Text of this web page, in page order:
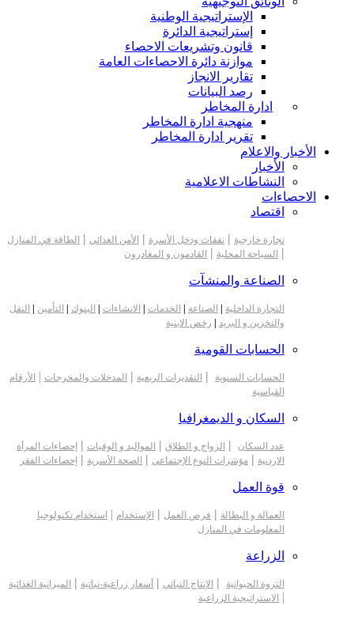
الإستراتيجية الوطنية
إستراتيجية الدائرة
قانون وتشريعات الاحصاء
موازنة دائرة الاحصاءات العامة
تقارير الانجاز
رصد البيانات
ادارة المخاطر
منهجية ادارة المخاطر
تقرير ادارة المخاطر
الأخبار والاعلام
الأخبار
النشاطات الاعلامية
الاحصاءات
اقتصاد
تجارة خارجية | نفقات ودخل الأسرة | الأمن الغذائي | الطاقة في المنازل
| السياحة المحلية | القادمون و المغادرون
الصناعة والمنشآت
التجارة الداخلية الصناعة الخدمات الانشاءات البنوك التأمين
النقل
والتخزين و البريد
رخص الابنية
الحسابات القومية
الحسابات السنوية | التقديرات الربعية | المدخلات والمخرجات |
الأرقام
القياسية
السكان و الديمغرافيا
عدد السكان | الزواج و الطلاق | المواليد و الوفيات | إحصاءات المرأة
الاردنية | مؤشرات النوع الإجتماعي | الصحة الأسرية | إحصاءات الفقر
قوة العمل
العمالة و البطالة | فرص العمل | الإستخدام |
استخدام تكنولوجيا
المعلومات في المنازل
الزراعة
الثروة الحيوانية | الإنتاج النباتي | أسعار زراعية-نباتية | الميزانية الغذائية
| الاستراتيجية الزراعية